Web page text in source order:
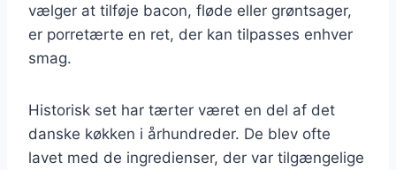
vælger at tilføje bacon, fløde eller grøntsager,
er porretærte en ret, der kan tilpasses enhver
smag.
Historisk set har tærter været en del af det
danske køkken i århundreder. De blev ofte
lavet med de ingredienser, der var tilgængelige